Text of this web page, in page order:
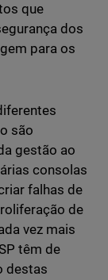
que
dos
para os
são
gestão ao
consolas
falhas de
de
vez mais
têm de
destas